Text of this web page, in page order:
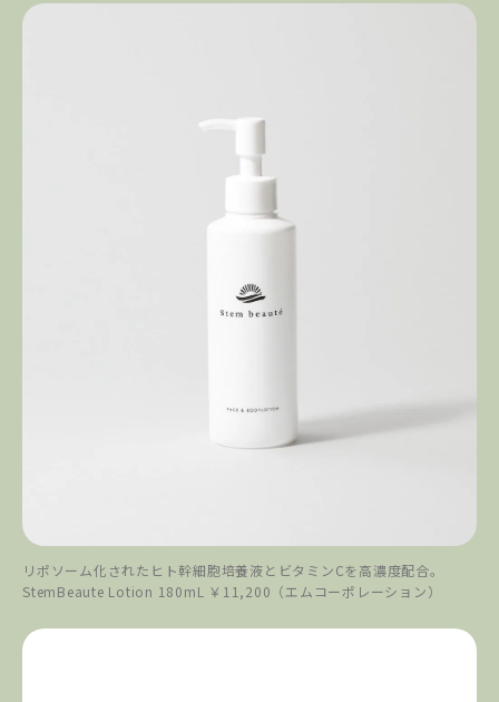
リポソーム化されたヒト幹細胞培養液とビタミンCを高濃度配合。
StemBeaute Lotion 180mL ￥11,200（エムコーポレーション）